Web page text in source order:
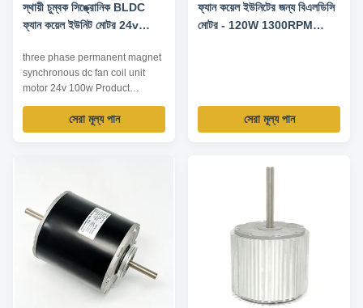
স্থায়ী চুম্বক সিঙ্ক্রোনিক BLDC
ফ্যান কয়েল ইউনিট মোটর 24v
three phase permanent magnet
synchronous dc fan coil unit
motor 24v 100w Product
Applications: Indoor central air
conditioning coil unit and other
ventilation equipment Product
Excellent torque characteristi...
সেরা মূল্য পান
ফ্যান কয়েল ইউনিটের জন্য বিএলডিসি
মোটর - 120W 1300RPM
সেরা মূল্য পান